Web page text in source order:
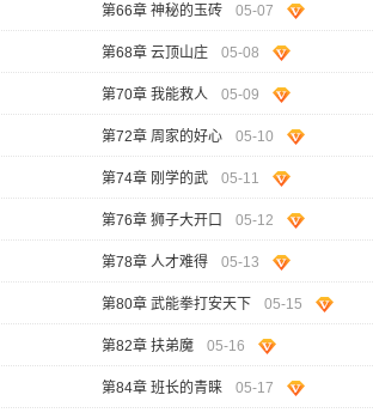
第66章 神秘的玉砖 05-07
第68章 云顶山庄 05-08
第70章 我能救人 05-09
第72章 周家的好心 05-10
第74章 刚学的武 05-11
第76章 狮子大开口 05-12
第78章 人才难得 05-13
第80章 武能拳打安天下 05-15
第82章 扶弟魔 05-16
第84章 班长的青睐 05-17